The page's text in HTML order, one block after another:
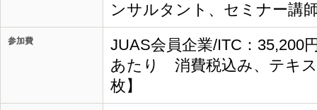
ンサルタント、セミナー講
参加費
JUAS会員企業/ITC：35,200
あたり 消費税込み、テキ
枚】